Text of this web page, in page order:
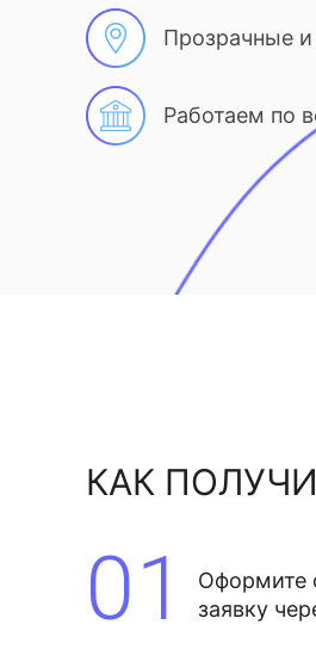
Прозрачные
Работаем по
КАК
01
Оформите
заявку